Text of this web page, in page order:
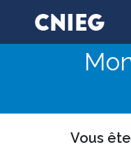
Vous